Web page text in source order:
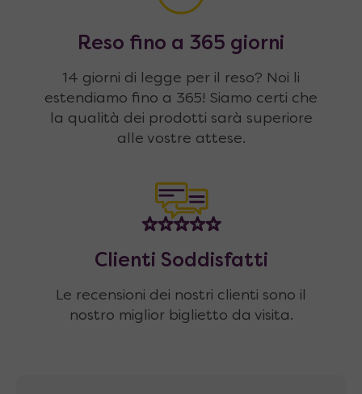
Reso fino a 365 giorni
14 giorni di legge per il reso? Noi li
estendiamo fino a 365! Siamo certi che
la qualità dei prodotti sarà superiore
alle vostre attese.
Clienti Soddisfatti
Le recensioni dei nostri clienti sono il
nostro miglior biglietto da visita.